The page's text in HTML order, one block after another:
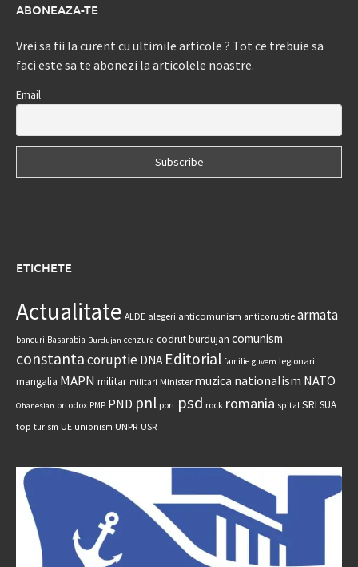
ABONEAZA-TE
Vrei sa fii la curent cu ultimile articole ? Tot ce trebuie sa
faci este sa te abonezi la articolele noastre.
Email
ETICHETE
Actualitate ALDE alegeri anticomunism anticoruptie armata
bancuri Basarabia Burdujan cenzura codrut burdujan comunism
constantacoruptie DNA Editorial familie guvern legionari
mangalia MAPN militar militari Minister muzica nationalism NATO
Ohanesian ortodox PMP PND pnl port psd rock romania spital SRI SUA
top turism UE unionism UNPR USR